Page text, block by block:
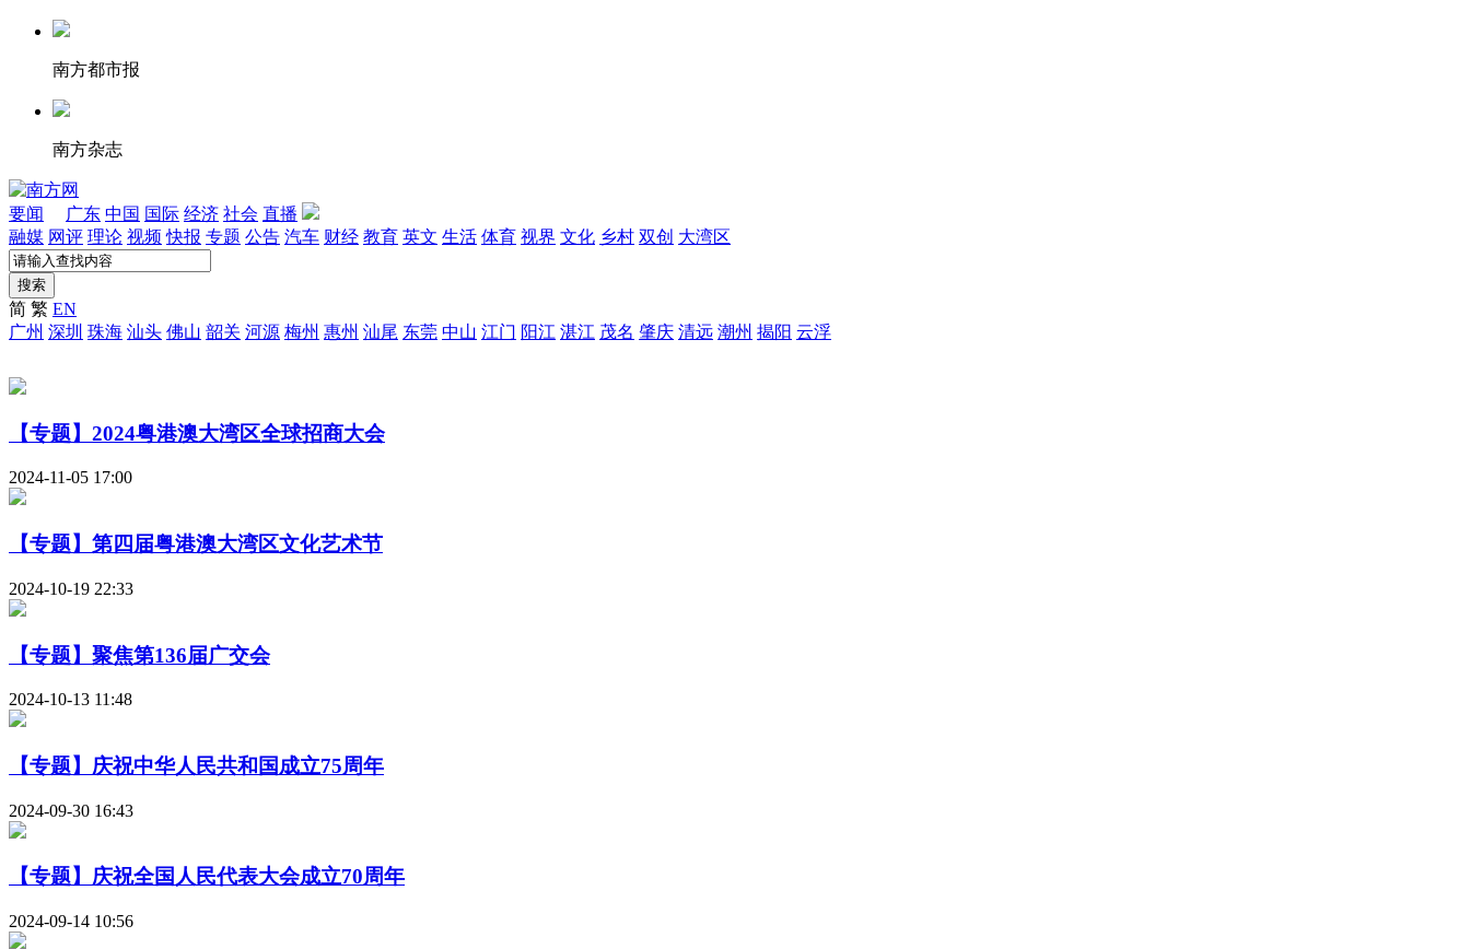
南方都市报
南方杂志
要闻 广东 中国 国际 经济 社会 直播
融媒 网评 理论 视频 快报 专题 公告 汽车 财经 教育 英文 生活 体育 视界 文化 乡村 双创 大湾区
搜索
简 繁 EN
广州 深圳 珠海 汕头 佛山 韶关 河源 梅州 惠州 汕尾 东莞 中山 江门 阳江 湛江 茂名 肇庆 清远 潮州 揭阳 云浮
【专题】2024粤港澳大湾区全球招商大会
2024-11-05 17:00
【专题】第四届粤港澳大湾区文化艺术节
2024-10-19 22:33
【专题】聚焦第136届广交会
2024-10-13 11:48
【专题】庆祝中华人民共和国成立75周年
2024-09-30 16:43
【专题】庆祝全国人民代表大会成立70周年
2024-09-14 10:56